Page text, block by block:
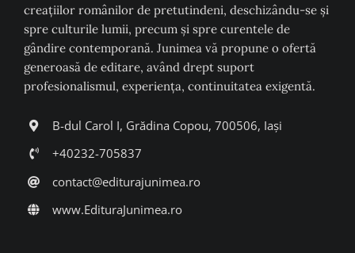
creaţiilor românilor de pretutindeni, deschizându-se şi
spre culturile lumii, precum şi spre curentele de
gândire contemporană. Junimea vă propune o ofertă
generoasă de editare, având drept suport
profesionalismul, experiența, continuitatea exigentă.
B-dul Carol I, Grădina Copou, 700506, Iași
+40232-705837
contact@editurajunimea.ro
www.EdituraJunimea.ro